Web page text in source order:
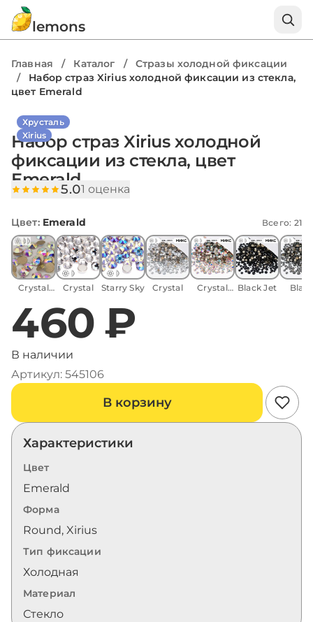
lemons
Главная / Каталог /
Стразы холодной фиксации
/
Набор страз Xirius холодной фиксации из стекла,
цвет Emerald
Хрусталь
Xirius
Набор страз Xirius холодной
фиксации из стекла, цвет
Emerald
5.0 1 оценка
Цвет: Emerald Всего: 21
Crystal
Crystal Starry Sky Crystal
Crystal
Black Jet
460 ₽
В наличии
Артикул: 545106
В корзину
Характеристики
Цвет
Emerald
Форма
Round, Xirius
Тип фиксации
Холодная
Материал
Стекло